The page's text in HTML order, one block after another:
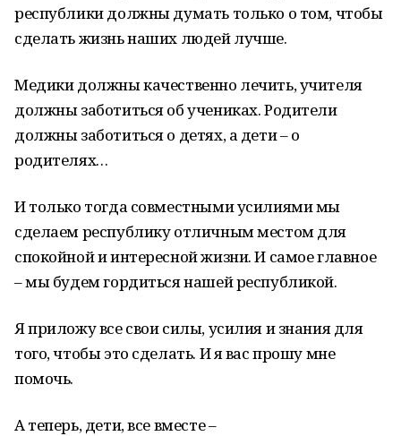
республики должны думать только о том, чтобы
сделать жизнь наших людей лучше.
Медики должны качественно лечить, учителя
должны заботиться об учениках. Родители
должны заботиться о детях, а дети – о
родителях…
И только тогда совместными усилиями мы
сделаем республику отличным местом для
спокойной и интересной жизни. И самое главное
– мы будем гордиться нашей республикой.
Я приложу все свои силы, усилия и знания для
того, чтобы это сделать. И я вас прошу мне
помочь.
А теперь, дети, все вместе –